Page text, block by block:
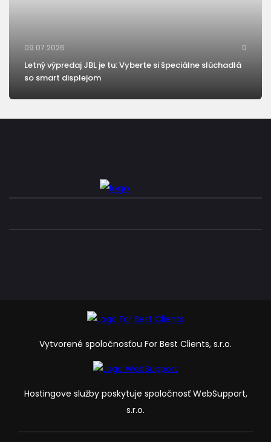
09.07.2026 0
Letný výpredaj JBL je tu: Vyberte si špeciálne slúchadlá
so smart displejom
Vytvorené spoločnosťou For Best Clients, s.r.o.
Hostingove služby poskytuje spoločnosť WebSupport,
s.r.o.